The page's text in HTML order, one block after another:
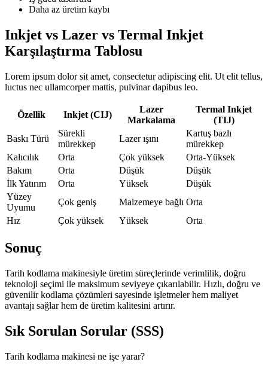
Daha az üretim kaybı
Inkjet vs Lazer vs Termal Inkjet
Karşılaştırma Tablosu
Lorem ipsum dolor sit amet, consectetur adipiscing elit. Ut elit tellus,
luctus nec ullamcorper mattis, pulvinar dapibus leo.
Özellik Inkjet (CIJ)
Lazer
Markalama
Termal Inkjet
(TIJ)
Baskı Türü
Sürekli
mürekkep
Lazer ışını
Kartuş bazlı
mürekkep
Kalıcılık
Orta Çok yüksek
Orta-Yüksek
Bakım
Orta Düşük
Düşük
İlk Yatırım
Orta Yüksek
Düşük
Yüzey
Uyumu
Çok geniş Malzemeye bağlı Orta
Hız
Çok yüksek Yüksek Orta
Sonuç
Tarih kodlama makinesiyle üretim süreçlerinde verimlilik, doğru
teknoloji seçimi ile maksimum seviyeye çıkarılabilir. Hızlı, doğru ve
güvenilir kodlama çözümleri sayesinde işletmeler hem maliyet
avantajı sağlar hem de üretim kalitesini artırır.
Sık Sorulan Sorular (SSS)
Tarih kodlama makinesi ne işe yarar?